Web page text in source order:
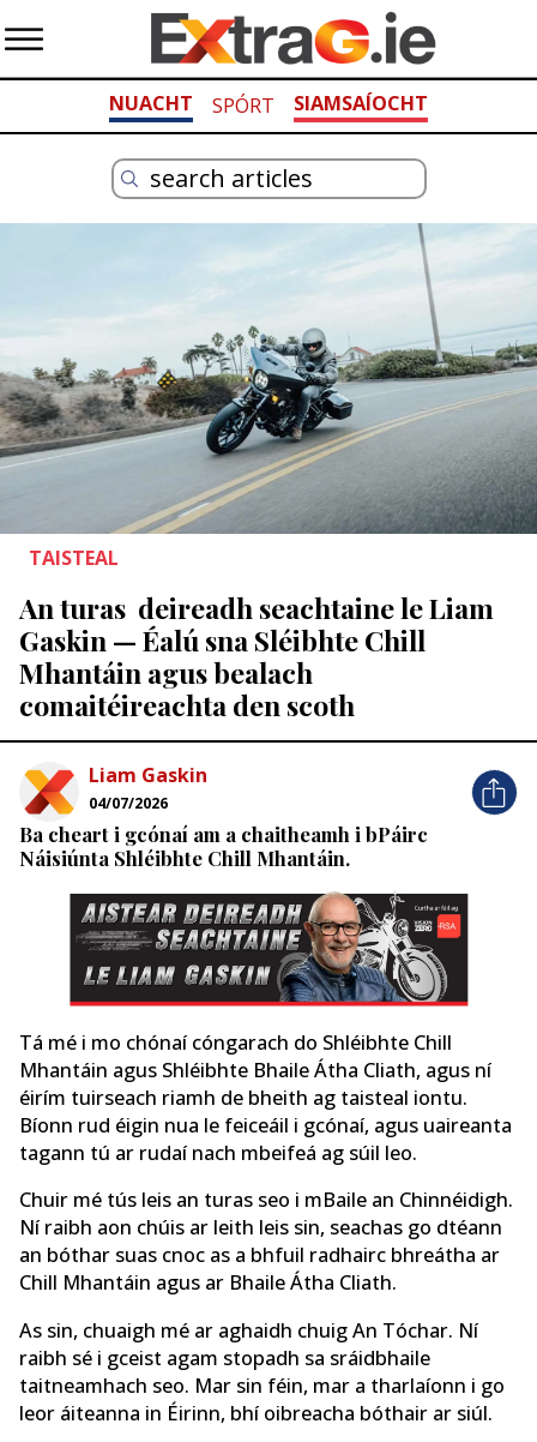
NUACHT SPÓRT SIAMSAÍOCHT
TAISTEAL
An turas deireadh seachtaine le Liam
Gaskin — Éalú sna Sléibhte Chill
Mhantáin agus bealach
comaitéireachta den scoth
Liam Gaskin
04/07/2026
Ba cheart i gcónaí am a chaitheamh i bPáirc
Náisiúnta Shléibhte Chill Mhantáin.
Tá mé i mo chónaí cóngarach do Shléibhte Chill
Mhantáin agus Shléibhte Bhaile Átha Cliath, agus ní
éirím tuirseach riamh de bheith ag taisteal iontu.
Bíonn rud éigin nua le feiceáil i gcónaí, agus uaireanta
tagann tú ar rudaí nach mbeifeá ag súil leo.
Chuir mé tús leis an turas seo i mBaile an Chinnéidigh.
Ní raibh aon chúis ar leith leis sin, seachas go dtéann
an bóthar suas cnoc as a bhfuil radhairc bhreátha ar
Chill Mhantáin agus ar Bhaile Átha Cliath.
As sin, chuaigh mé ar aghaidh chuig An Tóchar. Ní
raibh sé i gceist agam stopadh sa sráidbhaile
taitneamhach seo. Mar sin féin, mar a tharlaíonn i go
leor áiteanna in Éirinn, bhí oibreacha bóthair ar siúl.